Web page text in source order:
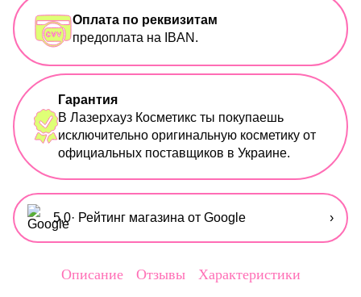
Оплата по реквизитам
предоплата на IBAN.
Гарантия
В Лазерхауз Косметикс ты покупаешь
исключительно оригинальную косметику от
официальных поставщиков в Украине.
5,0· Рейтинг магазина от Google ›
Описание Отзывы Характеристики